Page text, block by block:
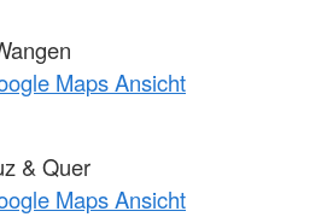
Maps Ansicht
& Quer
Maps Ansicht